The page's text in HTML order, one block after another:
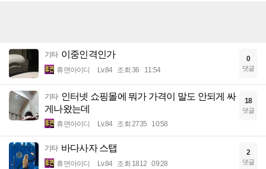
기타 이중인격인가
휴면아이디 Lv.84 조회 36 11:54
0
댓글
기타 인터넷 쇼핑몰에 뭐가 가격이 말도 안되게 싸
게나왔는데
휴면아이디 Lv.84 조회 2735 10:58
18
댓글
기타 바다사자 스탭
휴면아이디 Lv.84 조회 1812 09:28
2
댓글